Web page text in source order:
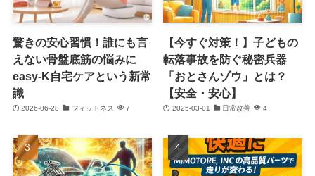
驚きの安心習慣！誰にも言
えない骨盤底筋の悩みに
easy-K自宅ケアという新常
識
2026-06-28 フィットネス 7
【今すぐ対策！】子どもの
転落事故を防ぐ秘密兵器
「おとさんゾウ」とは？
【安全・安心】
2025-03-01 日常改善 4